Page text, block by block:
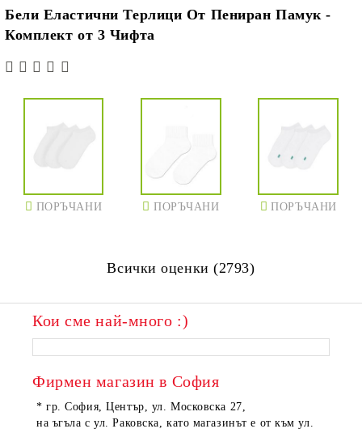
Бели Еластични Терлици От Пениран Памук -
Комплект от 3 Чифта
ПОРЪЧАНИ ПОРЪЧАНИ ПОРЪЧАНИ
Всички оценки (2793)
Кои сме най-много :)
Фирмен магазин в София
* гр. София, Център, ул. Московска 27,
на ъгъла с ул. Раковска, като магазинът е от към ул.